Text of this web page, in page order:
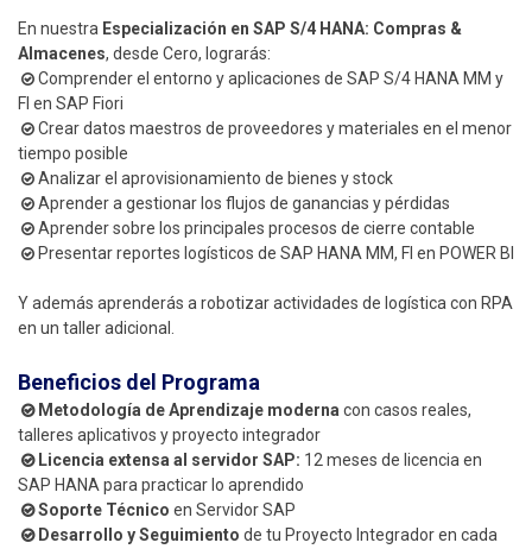
En nuestra Especialización en SAP S/4 HANA: Compras &
Almacenes, desde Cero, lograrás:
Comprender el entorno y aplicaciones de SAP S/4 HANA MM y
FI en SAP Fiori
Crear datos maestros de proveedores y materiales en el menor
tiempo posible
Analizar el aprovisionamiento de bienes y stock
Aprender a gestionar los flujos de ganancias y pérdidas
Aprender sobre los principales procesos de cierre contable
Presentar reportes logísticos de SAP HANA MM, FI en POWER BI
Y además aprenderás a robotizar actividades de logística con RPA
en un taller adicional.
Beneficios del Programa
Metodología de Aprendizaje moderna con casos reales,
talleres aplicativos y proyecto integrador
Licencia extensa al servidor SAP: 12 meses de licencia en
SAP HANA para practicar lo aprendido
Soporte Técnico en Servidor SAP
Desarrollo y Seguimiento de tu Proyecto Integrador en cada